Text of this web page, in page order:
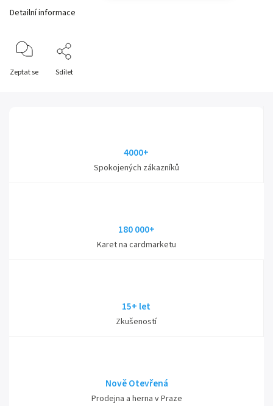
Detailní informace
Zeptat se Sdílet
4000+
Spokojených zákazníků
180 000+
Karet na cardmarketu
15+ let
Zkušeností
Nově Otevřená
Prodejna a herna v Praze